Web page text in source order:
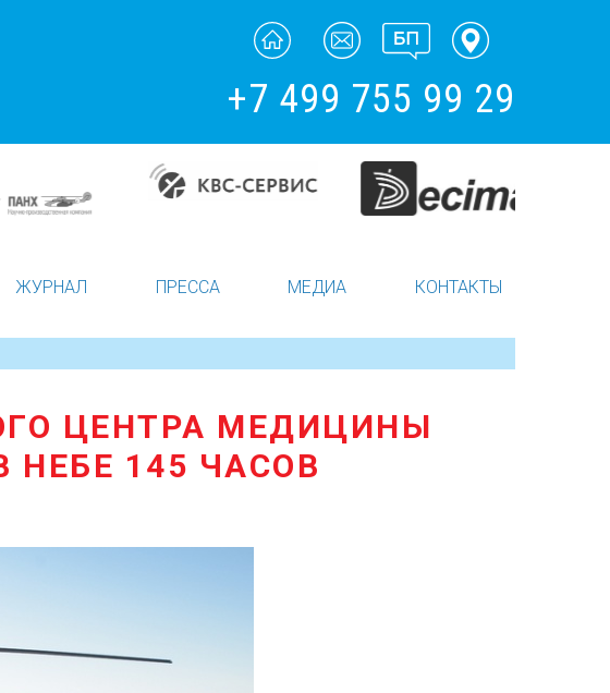
+7 499 755 99 29
ЖУРНАЛ ПРЕССА МЕДИА КОНТАКТЫ
ЦЕНТРА МЕДИЦИНЫ
145 ЧАСОВ